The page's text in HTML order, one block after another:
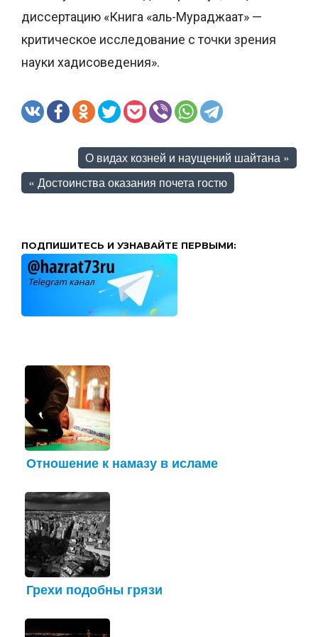
диссертацию «Книга «аль-Мураджаат» —
критическое исследование с точки зрения
науки хадисоведения».
О видах козней и наущений шайтана »
« Достоинства оказания почета гостю
ПОДПИШИТЕСЬ И УЗНАВАЙТЕ ПЕРВЫМИ:
Отношение к намазу в исламе
Грехи подобны грязи